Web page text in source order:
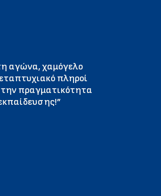
αγώνα, χαμόγελο
πληροί
πραγματικότητα